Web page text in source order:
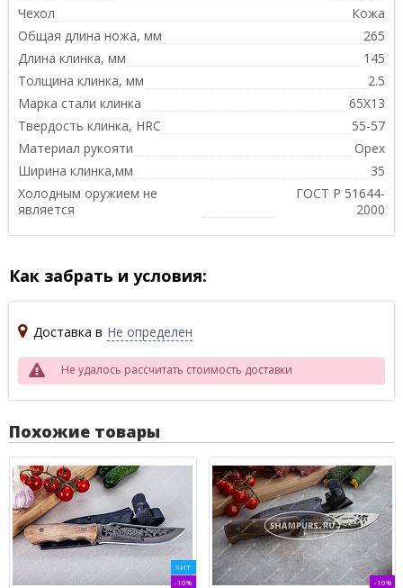
Чехол
Кожа
Общая длина ножа, мм
265
Длина клинка, мм
145
Толщина клинка, мм
2.5
Марка стали клинка
65Х13
Твердость клинка, HRC
55-57
Материал рукояти
Орех
Ширина клинка,мм
35
Холодным оружием не
является
ГОСТ Р 51644-
2000
Как забрать и условия:
Доставка в Не определен
Не удалось рассчитать стоимость доставки
Похожие товары
ХИТ
-10%
-10%